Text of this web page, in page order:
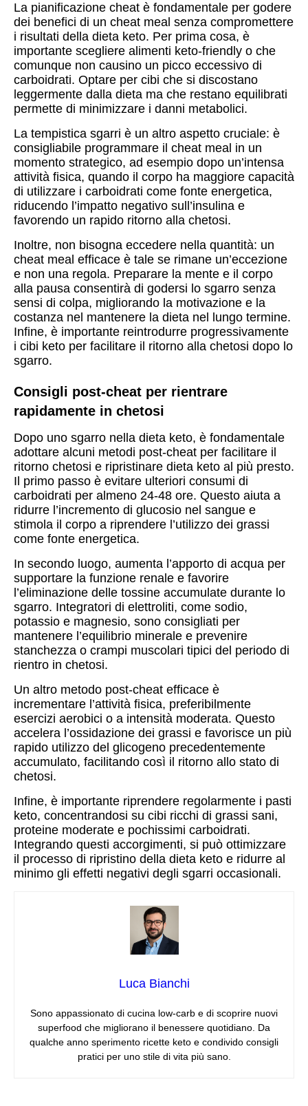
La pianificazione cheat è fondamentale per godere
dei benefici di un cheat meal senza compromettere
i risultati della dieta keto. Per prima cosa, è
importante scegliere alimenti keto-friendly o che
comunque non causino un picco eccessivo di
carboidrati. Optare per cibi che si discostano
leggermente dalla dieta ma che restano equilibrati
permette di minimizzare i danni metabolici.
La tempistica sgarri è un altro aspetto cruciale: è
consigliabile programmare il cheat meal in un
momento strategico, ad esempio dopo un’intensa
attività fisica, quando il corpo ha maggiore capacità
di utilizzare i carboidrati come fonte energetica,
riducendo l’impatto negativo sull’insulina e
favorendo un rapido ritorno alla chetosi.
Inoltre, non bisogna eccedere nella quantità: un
cheat meal efficace è tale se rimane un’eccezione
e non una regola. Preparare la mente e il corpo
alla pausa consentirà di godersi lo sgarro senza
sensi di colpa, migliorando la motivazione e la
costanza nel mantenere la dieta nel lungo termine.
Infine, è importante reintrodurre progressivamente
i cibi keto per facilitare il ritorno alla chetosi dopo lo
sgarro.
Consigli post-cheat per rientrare
rapidamente in chetosi
Dopo uno sgarro nella dieta keto, è fondamentale
adottare alcuni metodi post-cheat per facilitare il
ritorno chetosi e ripristinare dieta keto al più presto.
Il primo passo è evitare ulteriori consumi di
carboidrati per almeno 24-48 ore. Questo aiuta a
ridurre l’incremento di glucosio nel sangue e
stimola il corpo a riprendere l’utilizzo dei grassi
come fonte energetica.
In secondo luogo, aumenta l’apporto di acqua per
supportare la funzione renale e favorire
l’eliminazione delle tossine accumulate durante lo
sgarro. Integratori di elettroliti, come sodio,
potassio e magnesio, sono consigliati per
mantenere l’equilibrio minerale e prevenire
stanchezza o crampi muscolari tipici del periodo di
rientro in chetosi.
Un altro metodo post-cheat efficace è
incrementare l’attività fisica, preferibilmente
esercizi aerobici o a intensità moderata. Questo
accelera l’ossidazione dei grassi e favorisce un più
rapido utilizzo del glicogeno precedentemente
accumulato, facilitando così il ritorno allo stato di
chetosi.
Infine, è importante riprendere regolarmente i pasti
keto, concentrandosi su cibi ricchi di grassi sani,
proteine moderate e pochissimi carboidrati.
Integrando questi accorgimenti, si può ottimizzare
il processo di ripristino della dieta keto e ridurre al
minimo gli effetti negativi degli sgarri occasionali.
Luca Bianchi
Sono appassionato di cucina low‑carb e di scoprire nuovi
superfood che migliorano il benessere quotidiano. Da
qualche anno sperimento ricette keto e condivido consigli
pratici per uno stile di vita più sano.